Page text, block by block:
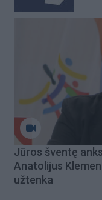
Jūros šventę
Anatolijus
užtenka